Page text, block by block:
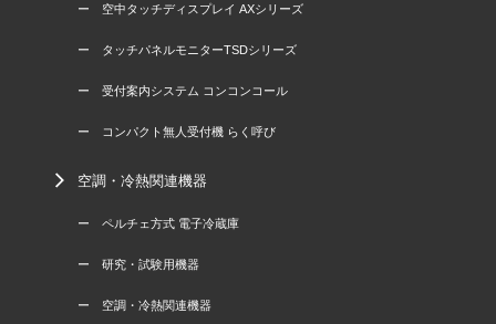
ー 空中タッチディスプレイ AXシリーズ
ー タッチパネルモニターTSDシリーズ
ー 受付案内システム コンコンコール
ー コンパクト無人受付機 らく呼び
空調・冷熱関連機器
ー ペルチェ方式 電子冷蔵庫
ー 研究・試験用機器
ー 空調・冷熱関連機器